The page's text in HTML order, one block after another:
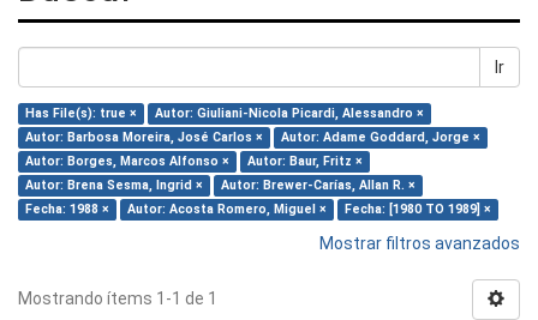
Ir
Has File(s): true ×
Autor: Giuliani-Nicola Picardi, Alessandro ×
Autor: Barbosa Moreira, José Carlos ×
Autor: Adame Goddard, Jorge ×
Autor: Borges, Marcos Alfonso ×
Autor: Baur, Fritz ×
Autor: Brena Sesma, Ingrid ×
Autor: Brewer-Carías, Allan R. ×
Fecha: 1988 ×
Autor: Acosta Romero, Miguel × Fecha: [1980 TO 1989] ×
Mostrar filtros avanzados
Mostrando ítems 1-1 de 1